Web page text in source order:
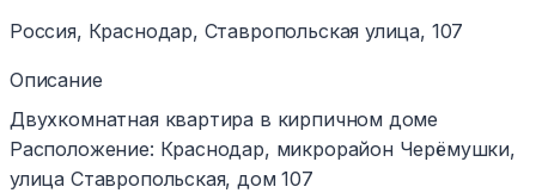
Россия, Краснодар, Ставропольская улица, 107
Описание
Двухкомнатная квартира в кирпичном доме
Расположение: Краснодар, микрорайон Черёмушки,
улица Ставропольская, дом 107